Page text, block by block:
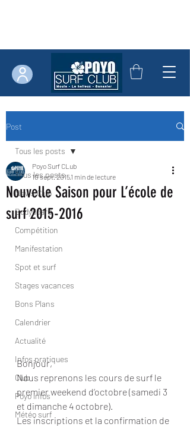
Post
Tous les posts
News Club
Bodyboard
Compétition
Manifestation
Spot et surf
Stages vacances
Bons Plans
Calendrier
Actualité
Infos pratiques
Club
Poyo infos
Météo surf
Tous les posts
Nouvelle Saison pour L’école de
surf 2015-2016
Poyo Surf CLub
10 sept. 20151 min de lecture
Bonjour,
Nous reprenons les cours de surf le
premier weekend d’octobre (samedi 3
et dimanche 4 octobre).
Les inscriptions et la confirmation de